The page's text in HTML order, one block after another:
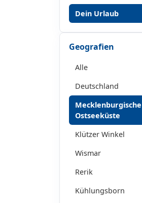
Dein Urlaub
Geografien
Alle
Deutschland
Mecklenburgische
Ostseeküste
Klützer Winkel
Wismar
Rerik
Kühlungsborn